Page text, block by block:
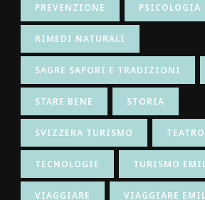
PREVENZIONE PSICOLOGIA
RIMEDI NATURALI
SAGRE SAPORI E TRADIZIONI
STARE BENE STORIA
SVIZZERA TURISMO TEATRO
TECNOLOGIE TURISMO
VIAGGIARE VIAGGIARE